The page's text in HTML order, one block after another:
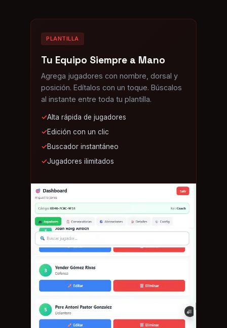
PLANTILLA
Tu Equipo Siempre a Mano
Agrega jugadores con nombre, dorsal y
posición. Edítalos con un toque. Búscalos
al instante entre toda tu plantilla.
✓Alta rápida de jugadores
✓Edición con un clic
✓Buscador instantáneo
✓Jugadores ilimitados